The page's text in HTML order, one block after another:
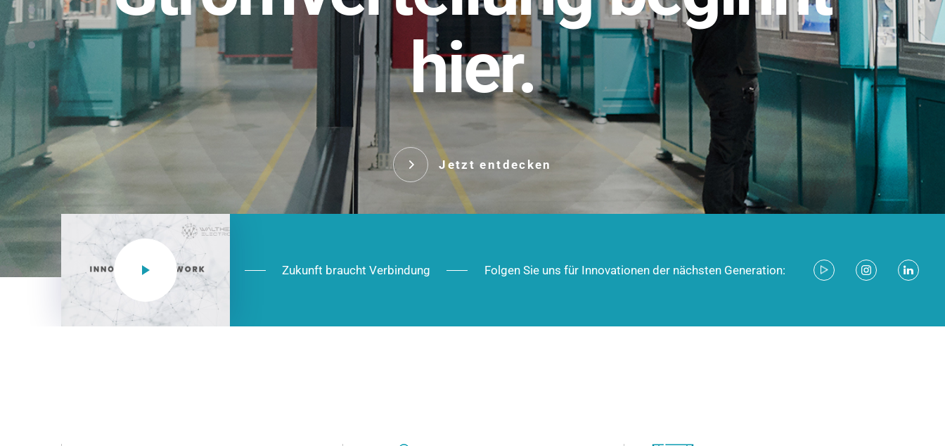
hier.
Jetzt entdecken
NEO CEE: Energieverteilung mit System. Robust im Alltag,
effizient in der Installation, zukunftsfähig im Ausbau.
Das innovative Stecksystem für industrielle Anwendungen –
robust, IP-geschützt und zukunftsfähig.
Jetzt entdecken
Zukunft braucht Verbindung Folgen Sie uns für Innovationen der nächsten Generation: